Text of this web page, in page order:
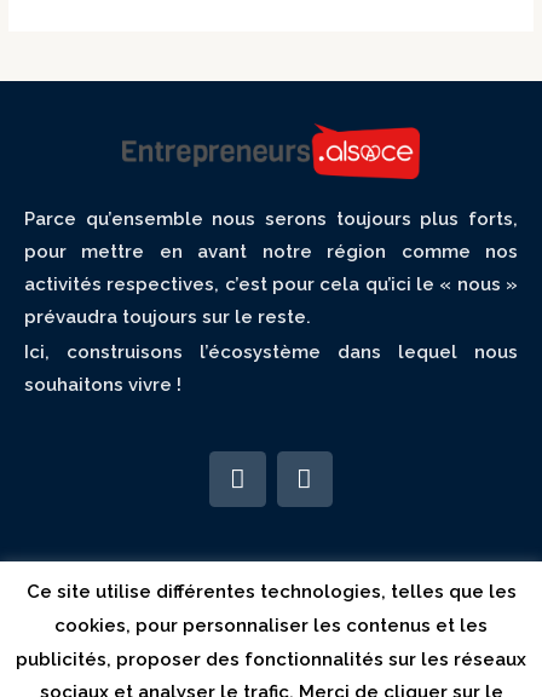
Parce qu’ensemble nous serons toujours plus forts,
pour mettre en avant notre région comme nos
activités respectives, c’est pour cela qu’ici le « nous »
prévaudra toujours sur le reste.
Ici, construisons l’écosystème dans lequel nous
souhaitons vivre !
Qui sommes-nous?
Nos médias
Annuaire
Devenir membre
Mention légales
Ce site utilise différentes technologies, telles que les
cookies, pour personnaliser les contenus et les
publicités, proposer des fonctionnalités sur les réseaux
sociaux et analyser le trafic. Merci de cliquer sur le